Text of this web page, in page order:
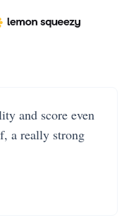
and score even
a really strong